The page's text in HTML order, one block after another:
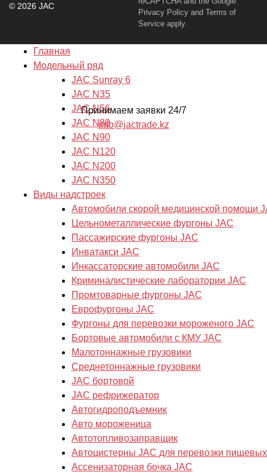
© 2026 JAC
Privacy Policy and Terms of
Service apply.
Главная
Модельный ряд
JAC Sunray 6
JAC N35
JAC N56
JAC N80
JAC N90
JAC N120
JAC N200
JAC N350
Виды надстроек
Автомобили скорой медицинской помощи
Цельнометаллические фургоны JAC
Пассажирские фургоны JAC
Инватакси JAC
Инкассаторские автомобили JAC
Криминалистические лаборатории JAC
Промтоварные фургоны JAC
Еврофургоны JAC
Фургоны для перевозки мороженого JAC
Бортовые автомобили с КМУ JAC
Малотоннажные грузовики
Cреднетоннажные грузовики
JAC бортовой
JAC рефрижератор
Автогидроподъемник
Авто мороженица
Автотопливозаправщик
Автоцистерны JAC для перевозки
Ассенизаторная бочка JAC
Принимаем заявки 24/7
info@jactrade.kz